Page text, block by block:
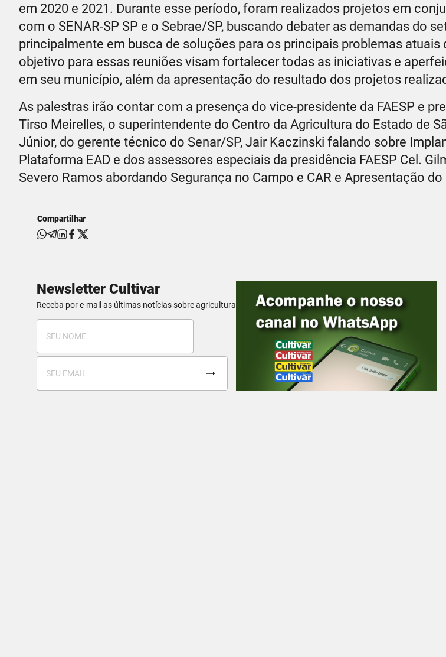
em 2020 e 2021. Durante esse período, foram realizados projetos em
com o SENAR-SP SP e o Sebrae/SP, buscando debater as demandas do
principalmente em busca de soluções para os principais problemas atuais
objetivo para essas reuniões visam fortalecer todas as iniciativas e
em seu município, além da apresentação do resultado dos projetos
As palestras irão contar com a presença do vice-presidente da FAESP e
Tirso Meirelles, o superintendente do Centro da Agricultura do Estado de
Júnior, do gerente técnico do Senar/SP, Jair Kaczinski falando sobre
Plataforma EAD e dos assessores especiais da presidência FAESP Cel.
Severo Ramos abordando Segurança no Campo e CAR e Apresentação
Compartilhar
Newsletter Cultivar
Receba por e-mail as últimas notícias sobre agricultura